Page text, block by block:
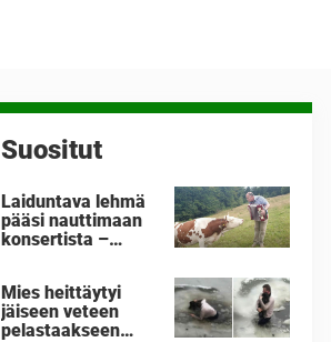
Suositut
Laiduntava lehmä
pääsi nauttimaan
konsertista –
ottaa esiin haitarin
Mies heittäytyi
jäiseen veteen
pelastaakseen